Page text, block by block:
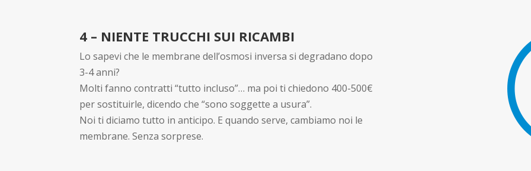
4 – NIENTE TRUCCHI SUI RICAMBI
Lo sapevi che le membrane dell’osmosi inversa si degradano dopo
3-4 anni?
Molti fanno contratti “tutto incluso”… ma poi ti chiedono 400-500€
per sostituirle, dicendo che “sono soggette a usura”.
Noi ti diciamo tutto in anticipo. E quando serve, cambiamo noi le
membrane. Senza sorprese.